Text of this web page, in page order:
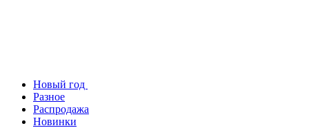
Новый год
Разное
Распродажа
Новинки